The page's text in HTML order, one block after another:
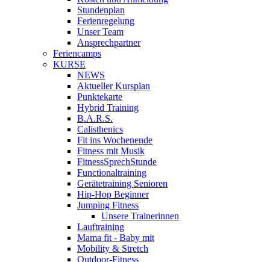
Stundenplan
Ferienregelung
Unser Team
Ansprechpartner
Feriencamps
KURSE
NEWS
Aktueller Kursplan
Punktekarte
Hybrid Training
B.A.R.S.
Calisthenics
Fit ins Wochenende
Fitness mit Musik
FitnessSprechStunde
Functionaltraining
Gerätetraining Senioren
Hip-Hop Beginner
Jumping Fitness
Unsere Trainerinnen
Lauftraining
Mama fit - Baby mit
Mobility & Stretch
Outdoor-Fitness